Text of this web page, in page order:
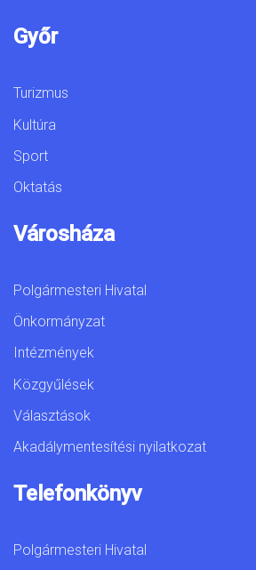
Győr
Turizmus
Kultúra
Sport
Oktatás
Városháza
Polgármesteri Hivatal
Önkormányzat
Intézmények
Közgyűlések
Választások
Akadálymentesítési nyilatkozat
Telefonkönyv
Polgármesteri Hivatal